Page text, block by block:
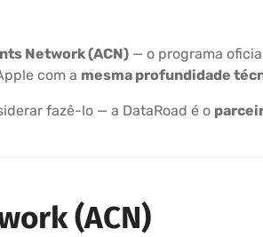
Network (ACN) — o programa
com a mesma profundidade
fazê-lo — a DataRoad é o
(ACN)